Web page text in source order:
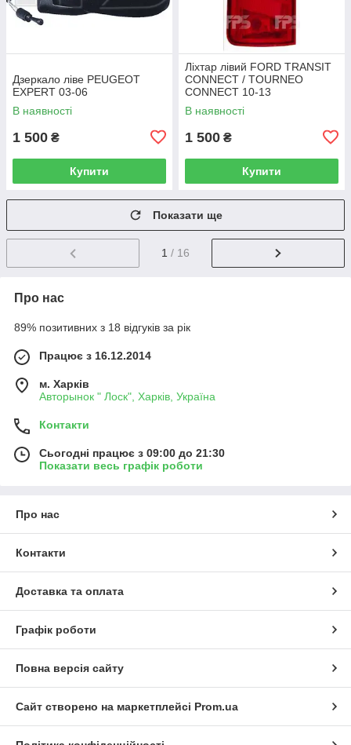
Дзеркало ліве PEUGEOT
EXPERT 03-06
В наявності
1 500 ₴
Купити
Ліхтар лівий FORD TRANSIT
CONNECT / TOURNEO
CONNECT 10-13
В наявності
1 500 ₴
Купити
Показати ще
1 / 16
Про нас
89% позитивних з 18 відгуків за рік
Працює з 16.12.2014
м. Харків
Авторынок " Лоск", Харків, Україна
Контакти
Сьогодні працює з 09:00 до 21:30
Показати весь графік роботи
Про нас
Контакти
Доставка та оплата
Графік роботи
Повна версія сайту
Сайт створено на маркетплейсі Prom.ua